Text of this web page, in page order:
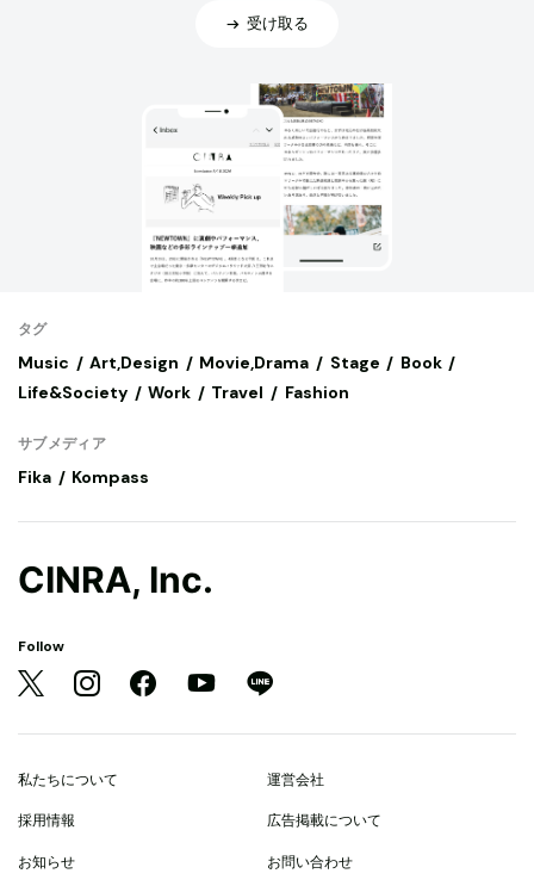
受け取る
タグ
Music Art,Design Movie,Drama Stage
Book
Life&Society
Work Travel Fashion
サブメディア
Fika Kompass
CINRA, Inc.
Follow
私たちについて 運営会社
採用情報 広告掲載について
お知らせ お問い合わせ